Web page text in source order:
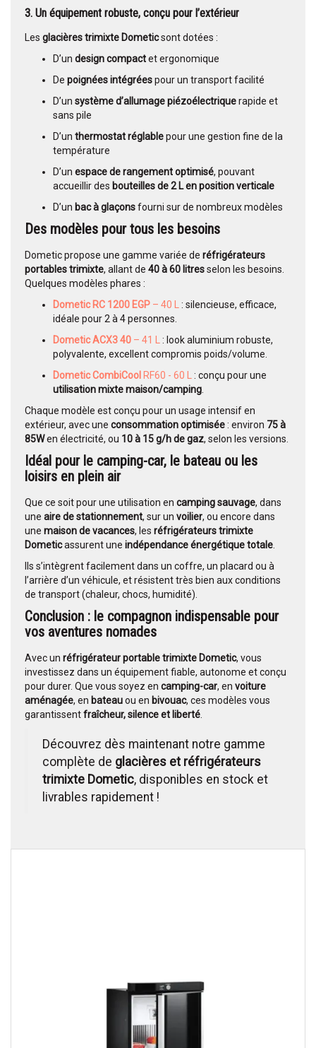
3. Un équipement robuste, conçu pour l’extérieur
Les glacières trimixte Dometicsont dotées :
D’un design compactet ergonomique
De poignées intégréespour un transport facilité
D’un système d’allumage piézoélectriquerapide et
sans pile
D’un thermostat réglablepour une gestion fine de la
température
D’un espace de rangement optimisé, pouvant
accueillir des bouteilles de 2 L en position verticale
D’un bac à glaçonsfourni sur de nombreux modèles
Des modèles pour tous les besoins
Dometic propose une gamme variée de réfrigérateurs
portables trimixte, allant de 40 à 60 litresselon les besoins.
Quelques modèles phares :
Dometic RC 1200 EGP – 40 L
: silencieuse, efficace,
idéale pour 2 à 4 personnes.
Dometic ACX3 40 – 41 L
: look aluminium robuste,
polyvalente, excellent compromis poids/volume.
Dometic CombiCool RF60 - 60 L
: conçu pour une
utilisation mixte maison/camping
Chaque modèle est conçu pour un usage intensif en
extérieur, avec une consommation optimisée: environ 75 à
85Wen électricité, ou 10 à 15 g/h de gaz, selon les versions.
Idéal pour le camping-car, le bateau ou les
loisirs en plein air
Que ce soit pour une utilisation en camping sauvage, dans
une aire de stationnement, sur un voilier, ou encore dans
une maison de vacances, les réfrigérateurs trimixte
Dometicassurent une indépendance énergétique totale
Ils s’intègrent facilement dans un coffre, un placard ou à
l’arrière d’un véhicule, et résistent très bien aux conditions
de transport (chaleur, chocs, humidité).
Conclusion : le compagnon indispensable pour
vos aventures nomades
Avec un réfrigérateur portable trimixte Dometic, vous
investissez dans un équipement fiable, autonome et conçu
pour durer. Que vous soyez en camping-car, en voiture
aménagée, en bateauou en bivouac, ces modèles vous
garantissentfraîcheur, silence et liberté
Découvrez dès maintenant notre gamme
complète de glacières et réfrigérateurs
trimixte Dometic, disponibles en stock et
livrables rapidement !